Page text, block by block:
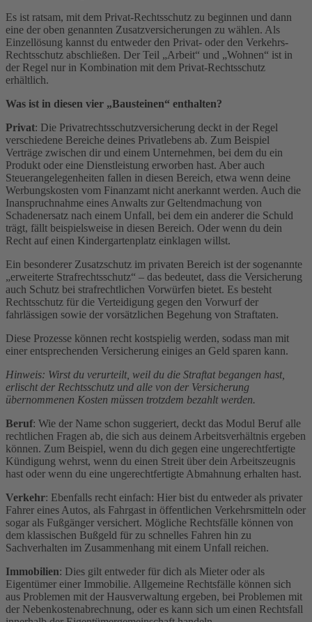
Es ist ratsam, mit dem Privat-Rechtsschutz zu beginnen und dann
eine der oben genannten Zusatzversicherungen zu wählen. Als
Einzellösung kannst du entweder den Privat- oder den Verkehrs-
Rechtsschutz abschließen. Der Teil „Arbeit“ und „Wohnen“ ist in
der Regel nur in Kombination mit dem Privat-Rechtsschutz
erhältlich.
Was ist in diesen vier „Bausteinen“ enthalten?
Privat: Die Privatrechtsschutzversicherung deckt in der Regel
verschiedene Bereiche deines Privatlebens ab. Zum Beispiel
Verträge zwischen dir und einem Unternehmen, bei dem du ein
Produkt oder eine Dienstleistung erworben hast. Aber auch
Steuerangelegenheiten fallen in diesen Bereich, etwa wenn deine
Werbungskosten vom Finanzamt nicht anerkannt werden. Auch die
Inanspruchnahme eines Anwalts zur Geltendmachung von
Schadenersatz nach einem Unfall, bei dem ein anderer die Schuld
trägt, fällt beispielsweise in diesen Bereich. Oder wenn du dein
Recht auf einen Kindergartenplatz einklagen willst.
Ein besonderer Zusatzschutz im privaten Bereich ist der sogenannte
„erweiterte Strafrechtsschutz“ – das bedeutet, dass die Versicherung
auch Schutz bei strafrechtlichen Vorwürfen bietet. Es besteht
Rechtsschutz für die Verteidigung gegen den Vorwurf der
fahrlässigen sowie der vorsätzlichen Begehung von Straftaten.
Diese Prozesse können recht kostspielig werden, sodass man mit
einer entsprechenden Versicherung einiges an Geld sparen kann.
Hinweis: Wirst du verurteilt, weil du die Straftat begangen hast,
erlischt der Rechtsschutz und alle von der Versicherung
übernommenen Kosten müssen trotzdem bezahlt werden.
Beruf: Wie der Name schon suggeriert, deckt das Modul Beruf alle
rechtlichen Fragen ab, die sich aus deinem Arbeitsverhältnis ergeben
können. Zum Beispiel, wenn du dich gegen eine ungerechtfertigte
Kündigung wehrst, wenn du einen Streit über dein Arbeitszeugnis
hast oder wenn du eine ungerechtfertigte Abmahnung erhalten hast.
Verkehr: Ebenfalls recht einfach: Hier bist du entweder als privater
Fahrer eines Autos, als Fahrgast in öffentlichen Verkehrsmitteln oder
sogar als Fußgänger versichert. Mögliche Rechtsfälle können von
dem klassischen Bußgeld für zu schnelles Fahren hin zu
Sachverhalten im Zusammenhang mit einem Unfall reichen.
Immobilien: Dies gilt entweder für dich als Mieter oder als
Eigentümer einer Immobilie. Allgemeine Rechtsfälle können sich
aus Problemen mit der Hausverwaltung ergeben, bei Problemen mit
der Nebenkostenabrechnung, oder es kann sich um einen Rechtsfall